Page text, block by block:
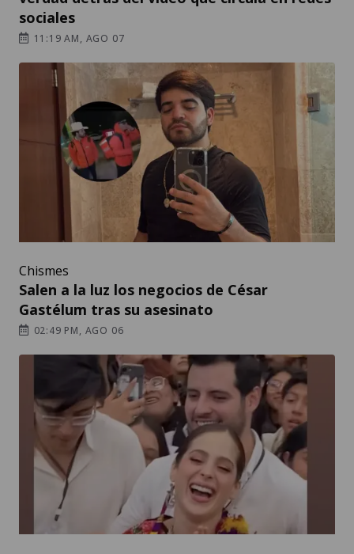
sociales
11:19 AM, AGO 07
Chismes
Salen a la luz los negocios de César
Gastélum tras su asesinato
02:49 PM, AGO 06